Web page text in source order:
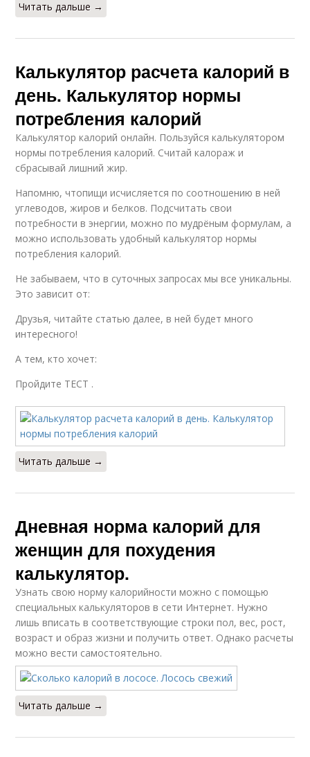
Читать дальше →
Калькулятор расчета калорий в
день. Калькулятор нормы
потребления калорий
Калькулятор калорий онлайн. Пользуйся калькулятором
нормы потребления калорий. Считай калораж и
сбрасывай лишний жир.
Напомню, чтопищи исчисляется по соотношению в ней
углеводов, жиров и белков. Подсчитать свои
потребности в энергии, можно по мудрёным формулам, а
можно использовать удобный калькулятор нормы
потребления калорий.
Не забываем, что в суточных запросах мы все уникальны.
Это зависит от:
Друзья, читайте статью далее, в ней будет много
интересного!
А тем, кто хочет:
Пройдите ТЕСТ .
Читать дальше →
Дневная норма калорий для
женщин для похудения
калькулятор.
Узнать свою норму калорийности можно с помощью
специальных калькуляторов в сети Интернет. Нужно
лишь вписать в соответствующие строки пол, вес, рост,
возраст и образ жизни и получить ответ. Однако расчеты
можно вести самостоятельно.
Читать дальше →